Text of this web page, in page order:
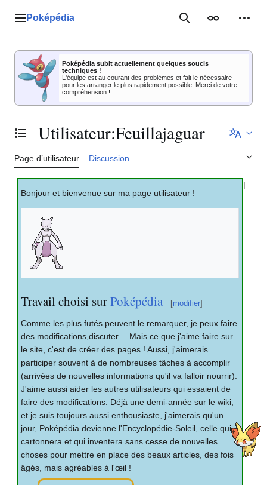
Menu principal
Poképédia RechercherApparence
Poképédia subit actuellement quelques soucis
techniques !
L'équipe est au courant des problèmes et fait le nécessaire
pour les arranger le plus rapidement possible. Merci de votre
compréhension !
Basculer la table des matières
Utilisateur:Feuillajaguar
Page d’utilisateur Discussion
Bonjour et bienvenue sur ma page utilisateur !
Travail choisi surPoképédia [modifier]
Comme les plus futés peuvent le remarquer, je peux faire
des modifications,discuter… Mais ce que j'aime faire sur
le site, c'est de créer des pages ! Aussi, j'aimerais
participer souvent à de nombreuses tâches à accomplir
(arrivées de nouvelles informations qu'il va falloir nourrir).
J'aime aussi aider les autres utilisateurs qui essaient de
faire des modifications. Déjà une demi-année sur le wiki,
et je suis toujours aussi enthousiaste, j'aimerais qu'un
jour, Poképédia devienne l'Encyclopédie-Soleil, celle qui
cartonnera et qui inventera sans cesse de nouvelles
choses pour mettre en place des beaux articles, des fois
âgés, mais agréables à l'œil !
|